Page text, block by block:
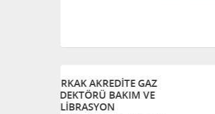
TÜRKAK AKREDITE GAZ
DEDEKTÖRÜ BAKIM VE
KALIBRASYON